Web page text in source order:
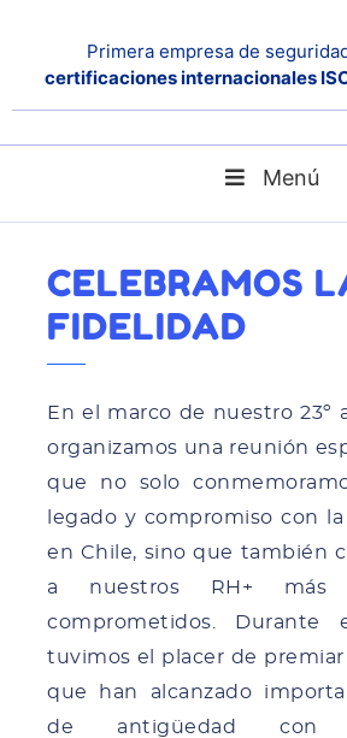
Primera empresa de
certificaciones internacionales
Menú
Celebramos la
CELEBRAMOS
FIDELIDAD
En el marco de nuestro 23º
organizamos una reunión
que no solo
legado y compromiso con
en Chile, sino que también
a nuestros RH+
comprometidos. Durante
tuvimos el placer de premiar
que han alcanzado
de antigüedad con